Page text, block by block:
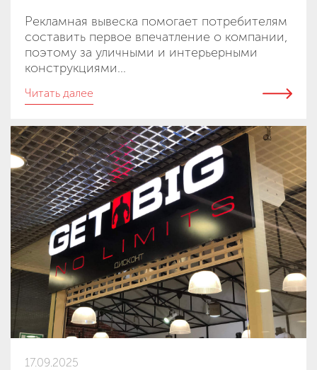
Рекламная вывеска помогает потребителям
составить первое впечатление о компании,
поэтому за уличными и интерьерными
конструкциями...
Читать далее
17.09.2025